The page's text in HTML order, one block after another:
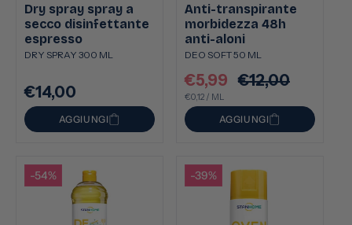
Dry spray spray a
secco disinfettante
espresso
DRY SPRAY 300 ML
Prezzo
di
listino
€14,00
AGGIUNGI
Anti-transpirante
morbidezza 48h
anti-aloni
DEO SOFT 50 ML
Prezzo
scontato
€5,99
Prezzo
listino
€12,00
PREZZO
UNITARIO
€0,12 / PER
ML
AGGIUNGI
-54% -39%